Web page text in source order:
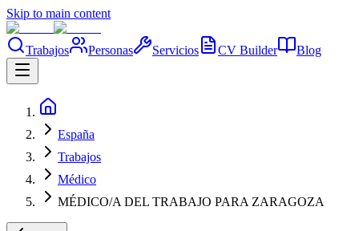
Skip to main content
Trabajos Personas Servicios CV Builder Blog
España
Trabajos
Médico
MÉDICO/A DEL TRABAJO PARA ZARAGOZA